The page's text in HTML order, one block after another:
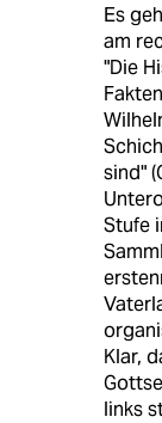
Es
am
"Die
sind"
Stufe
Klar,
links